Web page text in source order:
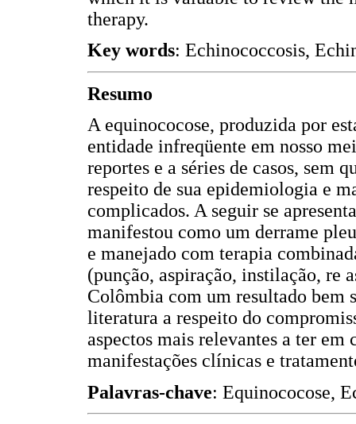
therapy.
Key words: Echinococcosis,
Resumo
A equinococose, produzida por
entidade infreqüente em nosso
reportes e a séries de casos, sem
respeito de sua epidemiologia e
complicados. A seguir se
manifestou como um derrame
e manejado com terapia
(punção, aspiração, instilação, re
Colômbia com um resultado bem
literatura a respeito do
aspectos mais relevantes a ter
manifestações clínicas e
Palavras-chave: Equinococose,